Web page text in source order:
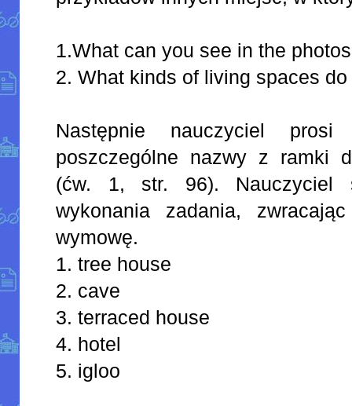
1.What can you see in the
2. What kinds of living spaces
Następnie nauczyciel prosi
poszczególne nazwy z ramki
(ćw. 1, str. 96). Nauczyciel
wykonania zadania,
wymowę.
1. tree house
2. cave
3. terraced house
4. hotel
5. igloo